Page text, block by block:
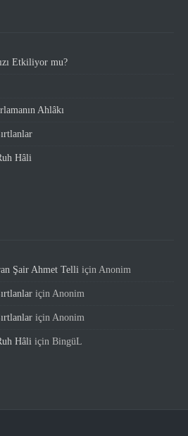
Etkiliyor mu?
Ahlâkı
Hâli
Şair Ahmet Telli için Anonim
için Anonim
için Anonim
Hâli için BingüL